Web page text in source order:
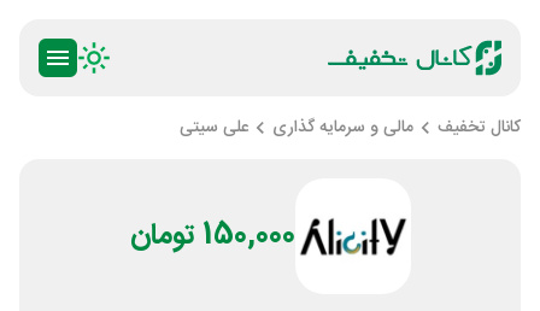
کانال تخفیف مالی و سرمایه گذاری علی سیتی
150,000 تومان